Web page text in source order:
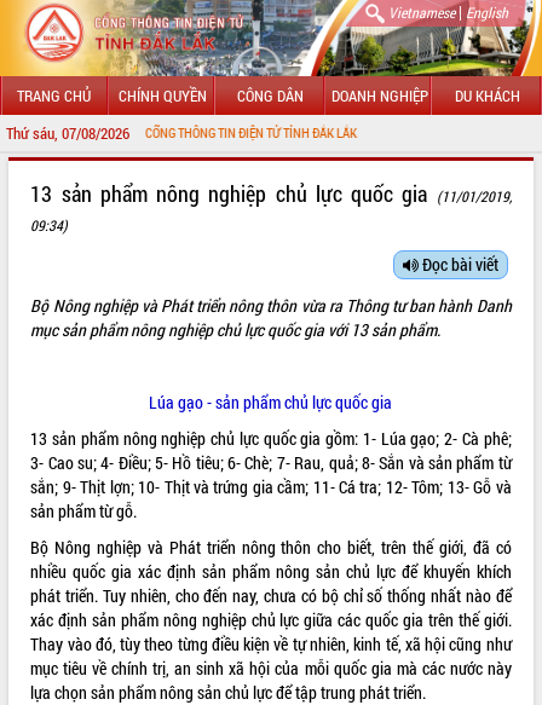
Vietnamese| English
TRANG CHỦ CHÍNH QUYỀN CÔNG DÂN DOANH NGHIỆP DU KHÁCH
Thứ sáu, 07/08/2026
MỪNG ĐẾN VỚI CỔNG THÔNG TIN ĐIỆN TỬ TỈNH ĐẮK LẮK
LÃNH ĐẠO UBND TỈNH
SỞ, BAN, NGÀNH
THÔNG TIN CHỈ ĐẠO ĐIỀU HÀNH
HỆ THỐNG VĂN BẢN
VĂN BẢN HĐND TỈNH
ĐIỂM TIN VĂN BẢN
QUY HOẠCH - KẾ HOẠCH
13 sản phẩm nông nghiệp chủ lực quốc gia (11/01/2019,
09:34)
Đọc bài viết
Bộ Nông nghiệp và Phát triển nông thôn vừa ra Thông tư ban hành Danh
mục sản phẩm nông nghiệp chủ lực quốc gia với 13 sản phẩm.
Lúa gạo - sản phẩm chủ lực quốc gia
13 sản phẩm nông nghiệp chủ lực quốc gia gồm: 1- Lúa gạo; 2- Cà phê;
3- Cao su; 4- Điều; 5- Hồ tiêu; 6- Chè; 7- Rau, quả; 8- Sắn và sản phẩm từ
sắn; 9- Thịt lợn; 10- Thịt và trứng gia cầm; 11- Cá tra; 12- Tôm; 13- Gỗ và
sản phẩm từ gỗ.
Bộ Nông nghiệp và Phát triển nông thôn cho biết, trên thế giới, đã có
nhiều quốc gia xác định sản phẩm nông sản chủ lực để khuyến khích
phát triển. Tuy nhiên, cho đến nay, chưa có bộ chỉ số thống nhất nào để
xác định sản phẩm nông nghiệp chủ lực giữa các quốc gia trên thế giới.
Thay vào đó, tùy theo từng điều kiện về tự nhiên, kinh tế, xã hội cũng như
mục tiêu về chính trị, an sinh xã hội của mỗi quốc gia mà các nước này
lựa chọn sản phẩm nông sản chủ lực để tập trung phát triển.